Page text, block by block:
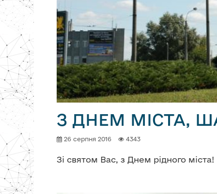
З ДНЕМ МІСТА,
26 серпня 2016 4343
Зі святом Вас, з Днем рідного міста!